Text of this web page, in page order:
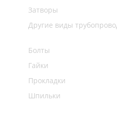
Затворы
Другие виды
Болты
Гайки
Прокладки
Шпильки